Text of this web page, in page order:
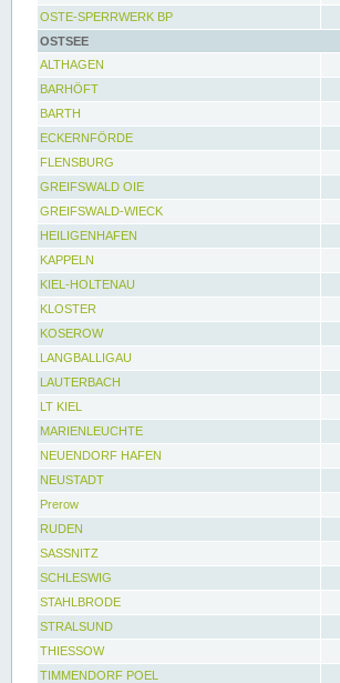
OSTE-SPERRWERK BP
OSTSEE
ALTHAGEN
BARHÖFT
BARTH
ECKERNFÖRDE
FLENSBURG
GREIFSWALD OIE
GREIFSWALD-WIECK
HEILIGENHAFEN
KAPPELN
KIEL-HOLTENAU
KLOSTER
KOSEROW
LANGBALLIGAU
LAUTERBACH
LT KIEL
MARIENLEUCHTE
NEUENDORF HAFEN
NEUSTADT
Prerow
RUDEN
SASSNITZ
SCHLESWIG
STAHLBRODE
STRALSUND
THIESSOW
TIMMENDORF POEL